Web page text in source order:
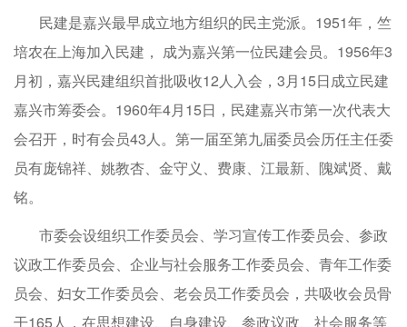
民建是嘉兴最早成立地方组织的民主党派。1951年，竺
培农在上海加入民建， 成为嘉兴第一位民建会员。1956年3
月初，嘉兴民建组织首批吸收12人入会，3月15日成立民建
嘉兴市筹委会。1960年4月15日，民建嘉兴市第一次代表大
会召开，时有会员43人。第一届至第九届委员会历任主任委
员有庞锦祥、姚教杏、金守义、费康、江最新、隗斌贤、戴
铭。
市委会设组织工作委员会、学习宣传工作委员会、参政
议政工作委员会、企业与社会服务工作委员会、青年工作委
员会、妇女工作委员会、老会员工作委员会，共吸收会员骨
干165人，在思想建设、自身建设、参政议政、社会服务等